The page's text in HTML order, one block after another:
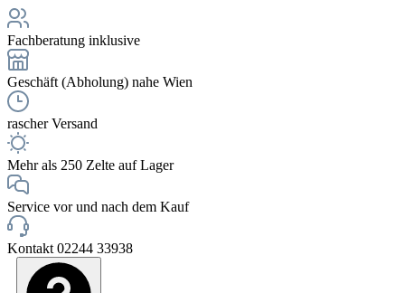
Fachberatung inklusive
Geschäft (Abholung) nahe Wien
rascher Versand
Mehr als 250 Zelte auf Lager
Service vor und nach dem Kauf
Kontakt 02244 33938